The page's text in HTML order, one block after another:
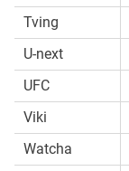
Tving
U-next
UFC
Viki
Watcha